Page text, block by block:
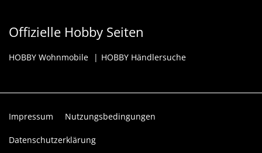
Offizielle Hobby Seiten
HOBBY Wohnmobile HOBBY Händlersuche
Impressum Nutzungsbedingungen
Datenschutzerklärung